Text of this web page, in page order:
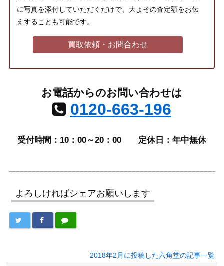
に写真を添付していただくだけで、大よその査定額をお伝
えすることも可能です。
買取依頼・お問合わせ
お電話からのお問い合わせは
0120-663-196
受付時間：10：00～20：00 定休日：年中無休
よろしければシェアお願いします
2018年2月に投稿した六角堂の記事一覧